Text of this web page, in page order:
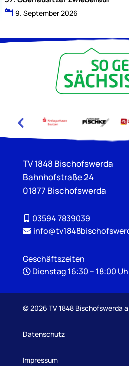
9. September 2026
TV 1848 Bischofswerda
Bahnhofstraße 24
01877 Bischofswerda
03594 7839039
Geschäftszeiten
Dienstag 16:30 – 18:00
©2026 TV 1848 Bischofswerda
Datenschutz
Impressum